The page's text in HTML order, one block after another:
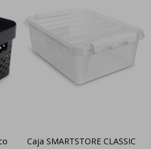
Caja SMARTSTORE CLASSIC